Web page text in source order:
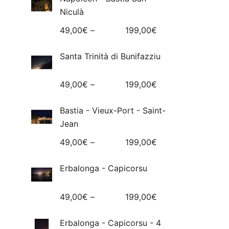
Niculà
49,00€ – 199,00€
Santa Trinità di Bunifazziu
49,00€ – 199,00€
Bastia - Vieux-Port - Saint-
Jean
49,00€ – 199,00€
Erbalonga - Capicorsu
49,00€ – 199,00€
Erbalonga - Capicorsu - 4